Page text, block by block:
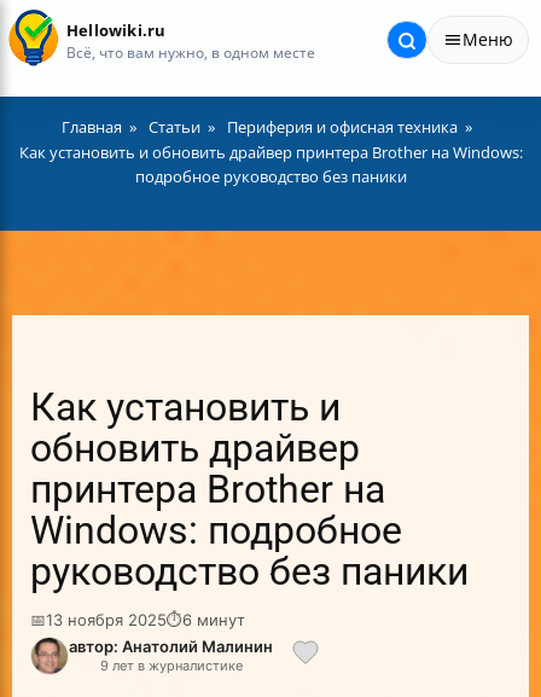
Hellowiki.ru
Всё, что вам нужно, в одном месте
Меню
Главная Статьи
Периферия и офисная техника
Как установить и обновить драйвер принтера Brother на Windows:
подробное руководство без паники
Как установить и
обновить драйвер
принтера Brother на
Windows: подробное
руководство без паники
📅13 ноября 2025⏱6 минут
автор: Анатолий Малинин
9 лет в журналистике